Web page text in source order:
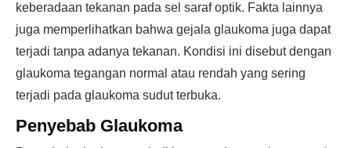
keberadaan tekanan pada sel saraf optik. Fakta lainnya
juga memperlihatkan bahwa gejala glaukoma juga dapat
terjadi tanpa adanya tekanan. Kondisi ini disebut dengan
glaukoma tegangan normal atau rendah yang sering
terjadi pada glaukoma sudut terbuka.
Penyebab Glaukoma